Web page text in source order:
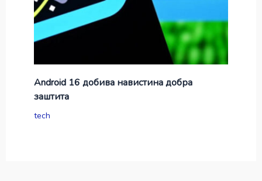
Android 16 добива навистина добра
заштита
tech